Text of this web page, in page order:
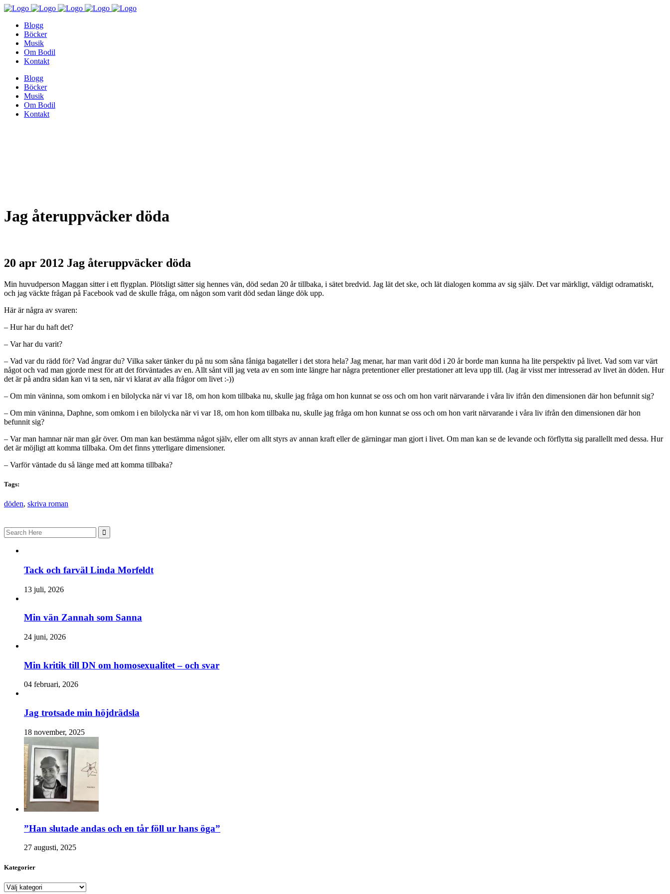
Blogg
Böcker
Musik
Om Bodil
Kontakt
Blogg
Böcker
Musik
Om Bodil
Kontakt
Jag återuppväcker döda
20 apr 2012 Jag återuppväcker döda
Min huvudperson Maggan sitter i ett flygplan. Plötsligt sätter sig hennes vän, död sedan 20 år tillbaka, i sätet bredvid. Jag lät det ske, och lät dialogen komma av sig själv. Det var märkligt, väldigt odramatiskt,
och jag väckte frågan på Facebook vad de skulle fråga, om någon som varit död sedan länge dök upp.
Här är några av svaren:
– Hur har du haft det?
– Var har du varit?
– Vad var du rädd för? Vad ångrar du? Vilka saker tänker du på nu som såna fåniga bagateller i det stora hela? Jag menar, har man varit död i 20 år borde man kunna ha lite perspektiv på livet. Vad som var värt
något och vad man gjorde mest för att det förväntades av en. Allt sånt vill jag veta av en som inte längre har några pretentioner eller prestationer att leva upp till. (Jag är visst mer intresserad av livet än döden. Hur
det är på andra sidan kan vi ta sen, när vi klarat av alla frågor om livet :-))
– Om min väninna, som omkom i en bilolycka när vi var 18, om hon kom tillbaka nu, skulle jag fråga om hon kunnat se oss och om hon varit närvarande i våra liv ifrån den dimensionen där hon befunnit sig?
– Om min väninna, Daphne, som omkom i en bilolycka när vi var 18, om hon kom tillbaka nu, skulle jag fråga om hon kunnat se oss och om hon varit närvarande i våra liv ifrån den dimensionen där hon
befunnit sig?
– Var man hamnar när man går över. Om man kan bestämma något själv, eller om allt styrs av annan kraft eller de gärningar man gjort i livet. Om man kan se de levande och förflytta sig parallellt med dessa. Hur
det är möjligt att komma tillbaka. Om det finns ytterligare dimensioner.
– Varför väntade du så länge med att komma tillbaka?
Tags:
döden, skriva roman
Search
for:
Tack och farväl Linda Morfeldt
13 juli, 2026
Min vän Zannah som Sanna
24 juni, 2026
Min kritik till DN om homosexualitet – och svar
04 februari, 2026
Jag trotsade min höjdrädsla
18 november, 2025
”Han slutade andas och en tår föll ur hans öga”
27 augusti, 2025
Kategorier
Kategorier